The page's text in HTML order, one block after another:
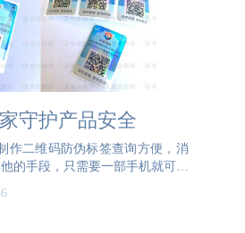
守护产品安全
作二维码防伪标签查询方便，消
的手段，只需要一部手机就可以
维码查询产品真伪，方便快捷，
爱。2、防伪标签厂家制作二维